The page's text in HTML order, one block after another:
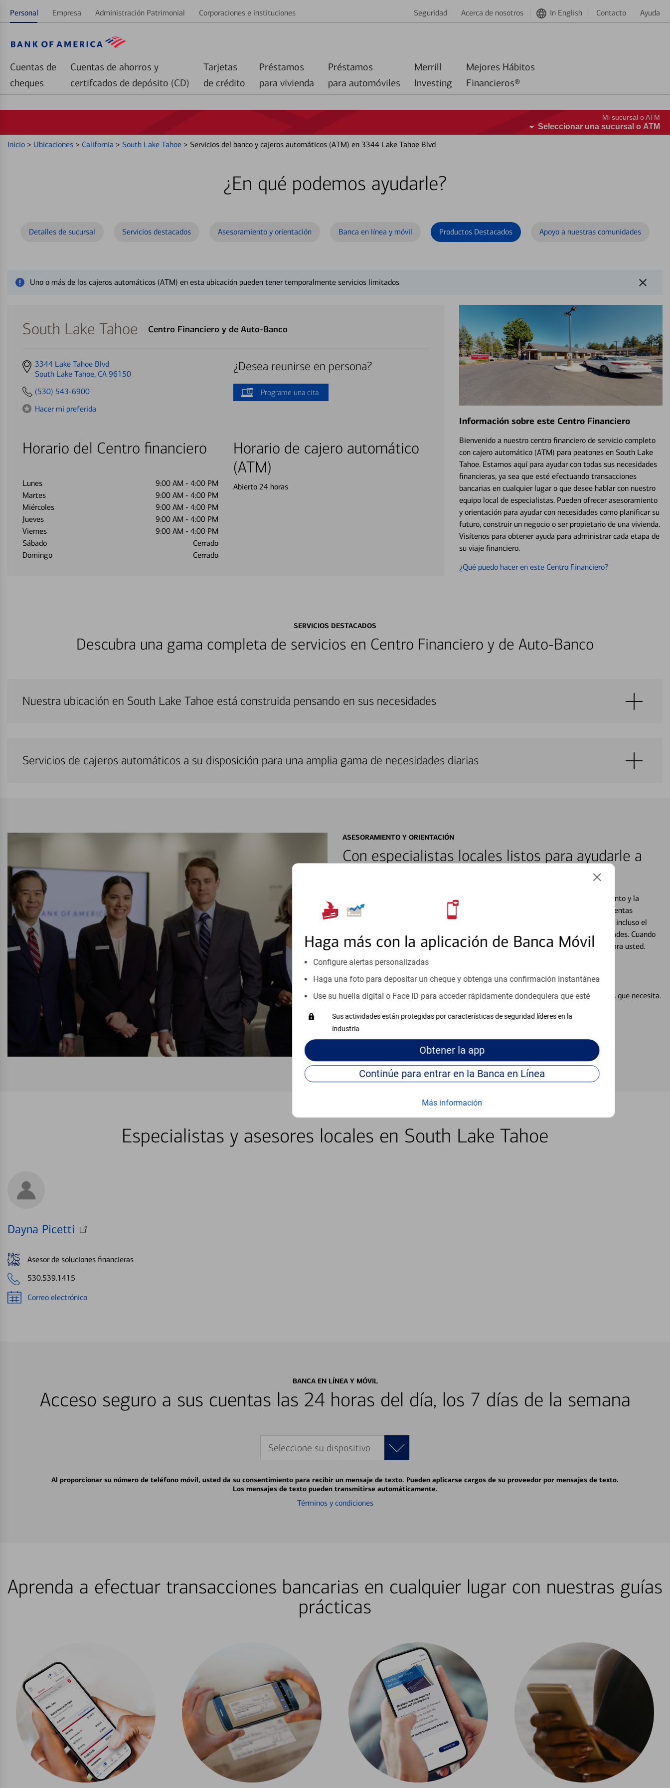
Personal Empresa Administración Patrimonial Corporaciones e instituciones Seguridad Acerca de nosotros In English Contacto Ayuda
Cuentas de
cheques
Cuentas de ahorros y
certifcados de depósito (CD)
Tarjetas
de crédito
Préstamos
para vivienda
Préstamos
para automóviles
Merrill
Investing
Mejores Hábitos
Financieros®
Haga más con la aplicación de Banca Móvil
Configure alertas personalizadas
Haga una foto para depositar un cheque y obtenga una confirmación instantánea
Use su huella digital o Face ID para acceder rápidamente dondequiera que esté
Sus actividades están protegidas por características de seguridad líderes en la
industria
Obtenerla app
Continúe para entrar en la Banca en Línea
Más información
Mi sucursal o ATM
Seleccionar una sucursal o ATM
Inicio > Ubicaciones > California > South Lake Tahoe > Servicios del banco y cajeros automáticos (ATM) en 3344 Lake Tahoe Blvd
¿En qué podemos ayudarle?
Detalles de sucursal Servicios destacados Asesoramiento y orientación Banca en línea y móvil Productos Destacados Apoyo a nuestras comunidades
Uno o más de los cajeros automáticos (ATM) en esta ubicación pueden tener temporalmente servicios limitados
South Lake Tahoe Centro Financiero y de Auto-Banco
Get
directions
3344 Lake Tahoe Blvd
South Lake Tahoe, CA 96150
(530) 543-6900
Hacer mi preferida
Horario del Centro financiero
Lunes 9:00 AM - 4:00 PM
Martes
9:00 AM - 4:00 PM
Miércoles
9:00 AM - 4:00 PM
Jueves
9:00 AM - 4:00 PM
Viernes
9:00 AM - 4:00 PM
Sábado
Cerrado
Domingo
Cerrado
¿Desea reunirse en persona?
Programe una cita
Horario de cajero automático
(ATM)
Abierto 24 horas
Información sobre este Centro Financiero
Bienvenido a nuestro centro financiero de servicio completo
con cajero automático (ATM) para peatones en South Lake
Tahoe. Estamos aquí para ayudar con todas sus necesidades
financieras, ya sea que esté efectuando transacciones
bancarias en cualquier lugar o que desee hablar con nuestro
equipo local de especialistas. Pueden ofrecer asesoramiento
y orientación para ayudar con necesidades como planificar su
futuro, construir un negocio o ser propietario de una vivienda.
Visítenos para obtener ayuda para administrar cada etapa de
su viaje financiero.
¿Qué puedo hacer en este Centro Financiero?
SERVICIOS DESTACADOS
Descubra una gama completa de servicios en Centro Financiero y de Auto-Banco
Nuestra ubicación en South Lake Tahoe está construida pensando en sus necesidades
Servicios de cajeros automáticos a su disposición para una amplia gama de necesidades diarias
ASESORAMIENTO Y ORIENTACIÓN
Con especialistas locales listos para ayudarle a
Reúnase con especialistas dedicados que se centran en proporcionar el asesoramiento y la
orientación que necesita, en cualquier situación en su vida financiera. Desde sus cuentas
personales, hasta el ahorro para grandes compras, la planificación para su futuro, e incluso el
inicio o crecimiento de su negocio, su futuro se mueve de acuerdo con sus necesidades. Cuando
esté listo, un especialista trabajará con usted en un momento que sea adecuado para usted.
Vea si nuestro centro de ayuda en línea puede ayudar a proporcionar las respuestas que necesita.
Especialistas y asesores locales en South Lake Tahoe
Dayna Picetti
Asesor de soluciones financieras
530.539.1415
Correo electrónico
BANCA EN LÍNEA Y MÓVIL
Acceso seguro a sus cuentas las 24 horas del día, los 7 días de la semana
Seleccione su dispositivo
Al proporcionar su número de teléfono móvil, usted da su consentimiento para recibir un mensaje de texto. Pueden aplicarse cargos de su proveedor por mensajes de texto.
Los mensajes de texto pueden transmitirse automáticamente.
Términos y condiciones
Aprenda a efectuar transacciones bancarias en cualquier lugar con nuestras guías
prácticas